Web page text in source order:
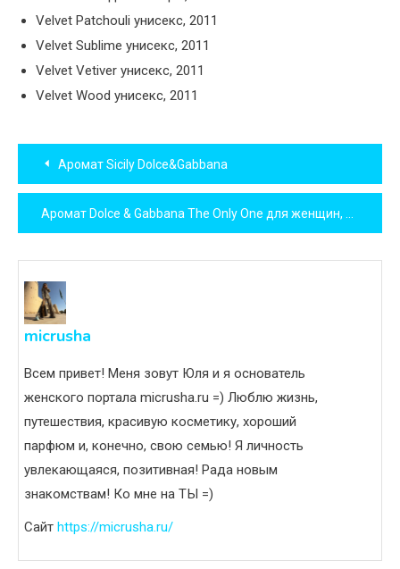
Velvet Patchouli унисекс, 2011
Velvet Sublime унисекс, 2011
Velvet Vetiver унисекс, 2011
Velvet Wood унисекс, 2011
Навигация
по
записям
Аромат Sicily Dolce&Gabbana
Аромат Dolce & Gabbana The Only One для женщин, 2018
micrusha
Всем привет! Меня зовут Юля и я основатель
женского портала micrusha.ru =) Люблю жизнь,
путешествия, красивую косметику, хороший
парфюм и, конечно, свою семью! Я личность
увлекающаяся, позитивная! Рада новым
знакомствам! Ко мне на ТЫ =)
Сайт https://micrusha.ru/